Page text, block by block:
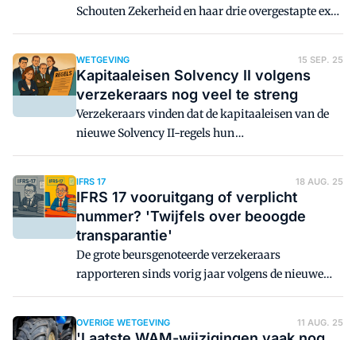
Schouten Zekerheid en haar drie overgestapte ex-
medewerkers. De uitspraak laat zien hoe
en concurrentiebedingen in de sector. Nieuwe
wetgeving die 'klantjepik'-zaken beter regelt, is
onderweg.
WETGEVING 15 SEP. 25
Kapitaaleisen Solvency II volgens
verzekeraars nog veel te streng
Verzekeraars vinden dat de kapitaaleisen van de
nieuwe Solvency II-regels hun
investeringsmogelijkheden en concurrentiekracht
II-kapitaaleisen voor Europese verzekering wordt
langzaam nader ingevuld. De consultatie van de
verordening die verschillende rekenmethodes
invult, heeft volgens de verzekeraars wel dit
belangrijke pijnpunt voor verzekeraars naar
voren gebracht.
IFRS 17 18 AUG. 25
IFRS 17 vooruitgang of verplicht
nummer? 'Twijfels over beoogde
transparantie'
De grote beursgenoteerde verzekeraars
rapporteren sinds vorig jaar volgens de nieuwe
IFRS 17-boekhoudregels, die vooral impact hebben
Dat maakt de resultaten gevoeliger voor
OVERIGE WETGEVING 11 AUG. 25